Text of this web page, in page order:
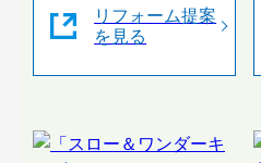
リフォーム提案
を見る